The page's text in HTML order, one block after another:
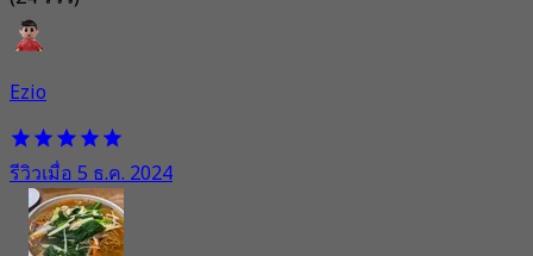
Ezio
รีวิวเมื่อ 5 ธ.ค. 2024